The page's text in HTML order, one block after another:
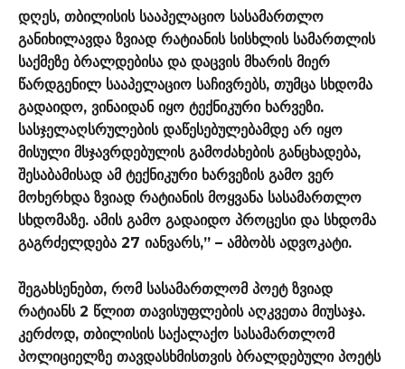
დღეს, თბილისის სააპელაციო სასამართლო
განიხილავდა ზვიად რატიანის სისხლის სამართლის
საქმეზე ბრალდებისა და დაცვის მხარის მიერ
წარდგენილ სააპელაციო საჩივრებს, თუმცა სხდომა
გადაიდო, ვინაიდან იყო ტექნიკური ხარვეზი.
სასჯელაღსრულების დაწესებულებამდე არ იყო
მისული მსჯავრდებულის გამოძახების განცხადება,
შესაბამისად ამ ტექნიკური ხარვეზის გამო ვერ
მოხერხდა ზვიად რატიანის მოყვანა სასამართლო
სხდომაზე. ამის გამო გადაიდო პროცესი და სხდომა
გაგრძელდება 27 იანვარს,” – ამბობს ადვოკატი.
შეგახსენებთ, რომ სასამართლომ პოეტ ზვიად
რატიანს 2 წლით თავისუფლების აღკვეთა მიუსაჯა.
კერძოდ, თბილისის საქალაქო სასამართლომ
პოლიციელზე თავდასხმისთვის ბრალდებული პოეტს